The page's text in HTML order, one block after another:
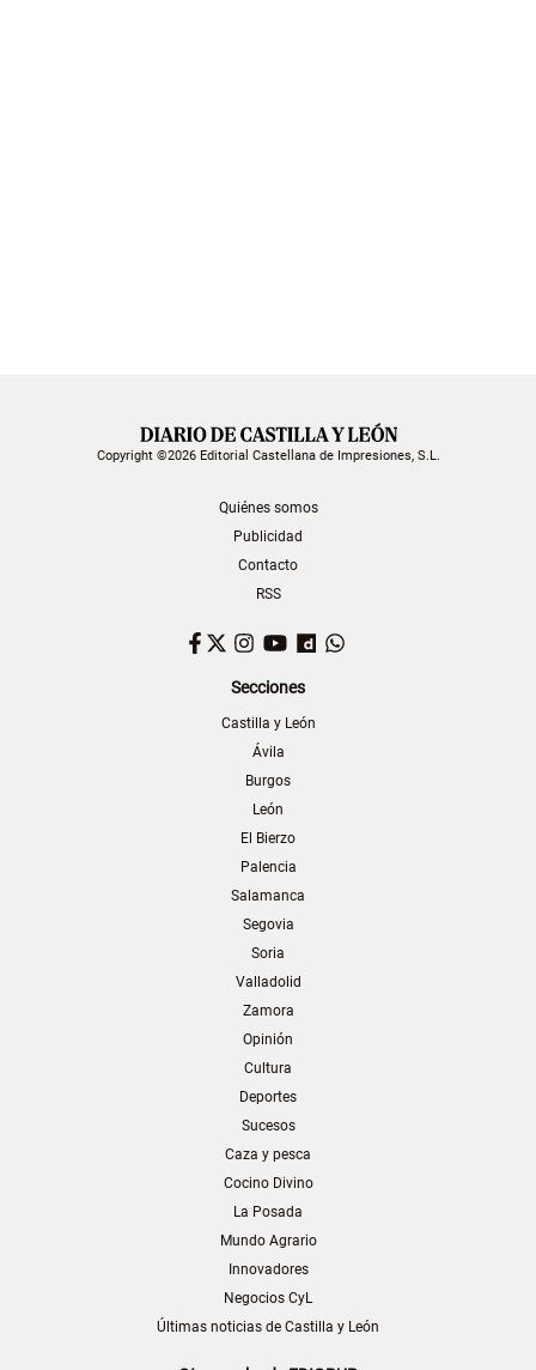
Copyright ©2026 Editorial Castellana de Impresiones, S.L.
Quiénes somos
Publicidad
Contacto
RSS
Facebook
TwitterInstagram
YouTubeDailymotion
Secciones
Castilla y León
Ávila
Burgos
León
El Bierzo
Palencia
Salamanca
Segovia
Soria
Valladolid
Zamora
Opinión
Cultura
Deportes
Sucesos
Caza y pesca
Cocino Divino
La Posada
Mundo Agrario
Innovadores
Negocios CyL
Últimas noticias de Castilla y León